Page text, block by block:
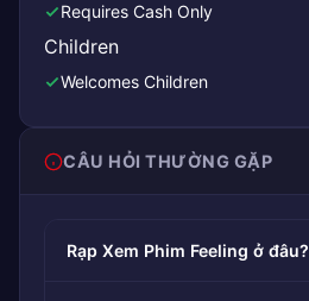
Requires Cash Only
Children
Welcomes Children
CÂU HỎI THƯỜNG GẶP
Rạp Xem Phim Feeling ở đâu?